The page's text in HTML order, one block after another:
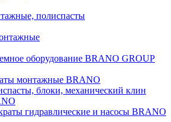
полиспасты
оборудование BRANO GROUP
монтажные BRANO
блоки, механический клин
гидравлические и насосы BRANO